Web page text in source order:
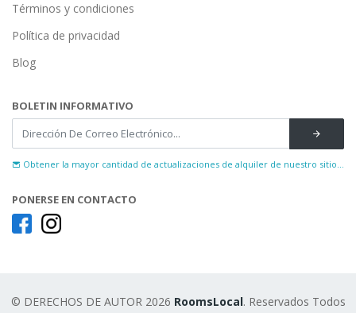
Términos y condiciones
Política de privacidad
Blog
BOLETIN INFORMATIVO
Obtener la mayor cantidad de actualizaciones de alquiler de nuestro sitio...
PONERSE EN CONTACTO
© DERECHOS DE AUTOR 2026 RoomsLocal. Reservados Todos